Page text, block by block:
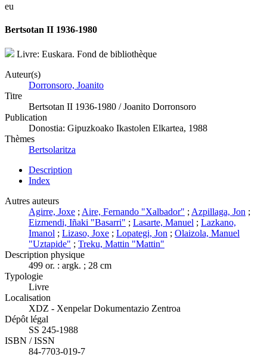
eu
Bertsotan II 1936-1980
Livre: Euskara. Fond de bibliothèque
Auteur(s)
Dorronsoro, Joanito
Titre
Bertsotan II 1936-1980 / Joanito Dorronsoro
Publication
Donostia: Gipuzkoako Ikastolen Elkartea, 1988
Thèmes
Bertsolaritza
Description
Index
Autres auteurs
Agirre, Joxe ; Aire, Fernando "Xalbador" ; Azpillaga, Jon ;
Eizmendi, Iñaki "Basarri" ; Lasarte, Manuel ; Lazkano,
Imanol ; Lizaso, Joxe ; Lopategi, Jon ; Olaizola, Manuel
"Uztapide" ; Treku, Mattin "Mattin"
Description physique
499 or. : argk. ; 28 cm
Typologie
Livre
Localisation
XDZ - Xenpelar Dokumentazio Zentroa
Dépôt légal
SS 245-1988
ISBN / ISSN
84-7703-019-7